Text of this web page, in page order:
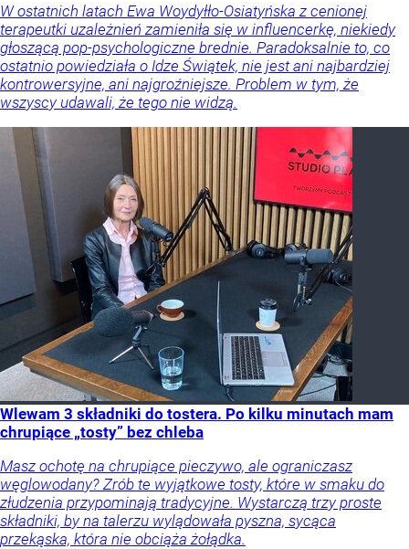
W ostatnich latach Ewa Woydyłło-Osiatyńska z cenionej
terapeutki uzależnień zamieniła się w influencerkę, niekiedy
głoszącą pop-psychologiczne brednie. Paradoksalnie to, co
ostatnio powiedziała o Idze Świątek, nie jest ani najbardziej
kontrowersyjne, ani najgroźniejsze. Problem w tym, że
wszyscy udawali, że tego nie widzą.
Wlewam 3 składniki do tostera. Po kilku minutach mam
chrupiące „tosty” bez chleba
Masz ochotę na chrupiące pieczywo, ale ograniczasz
węglowodany? Zrób te wyjątkowe tosty, które w smaku do
złudzenia przypominają tradycyjne. Wystarczą trzy proste
składniki, by na talerzu wylądowała pyszna, sycąca
przekąska, która nie obciąża żołądka.